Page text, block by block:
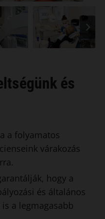
és
a folyamatos
várakozás
hogy a
és általános
a legmagasabb